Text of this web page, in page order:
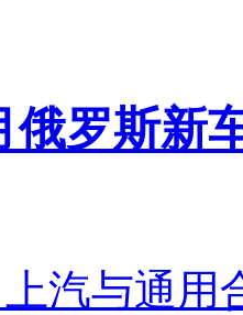
俄罗斯新
汽与通用